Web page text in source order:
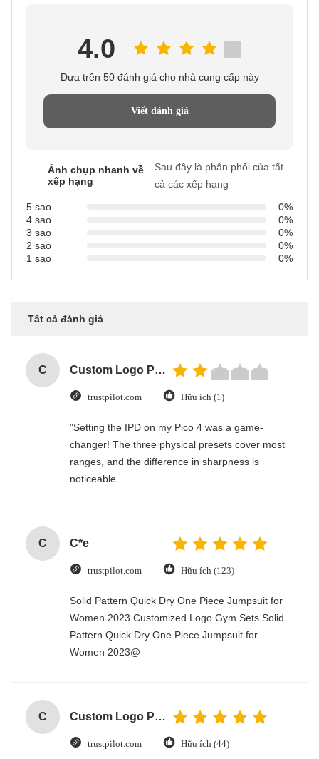
4.0
Dựa trên 50 đánh giá cho nhà cung cấp này
Viết đánh giá
Ảnh chụp nhanh về
xếp hạng
Sau đây là phân phối của tất
cả các xếp hạng
5 sao
0%
4 sao
0%
3 sao
0%
2 sao
0%
1 sao
0%
Tất cả đánh giá
C Custom Logo Paper Cardboard Packing Folding White / Black / Rose Gold Luxury Magnetic Gift Box with Ribbon Closure
trustpilot.com Hữu ích (1)
"Setting the IPD on my Pico 4 was a game-
changer! The three physical presets cover most
ranges, and the difference in sharpness is
noticeable.
C C*e
trustpilot.com Hữu ích (123)
Solid Pattern Quick Dry One Piece Jumpsuit for
Women 2023 Customized Logo Gym Sets Solid
Pattern Quick Dry One Piece Jumpsuit for
Women 2023@
C Custom Logo Paper Cardboard Packing Folding White / Black / Rose Gold Luxury Magnetic Gift Box with Ribbon Closure
trustpilot.com Hữu ích (44)